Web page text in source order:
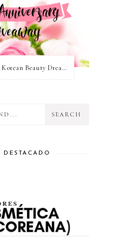
[CERRADO] Korean Beauty Dream Blog Anniversary Nº2! ~ Ganadoras
DESTACADO